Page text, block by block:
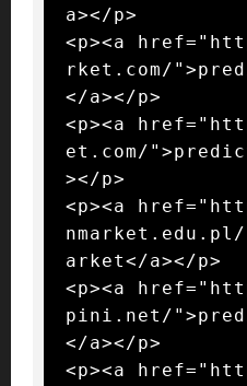
a></p>
<p><a
rket.com/
</a></p>
<p><a
et.com/
></p>
<p><a
arket</a></p>
<p><a
pini.net/
</a></p>
<p><a